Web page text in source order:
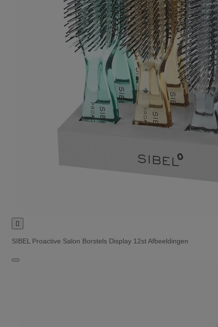

SIBEL Proactive Salon Borstels Display 12st Afbeeldingen